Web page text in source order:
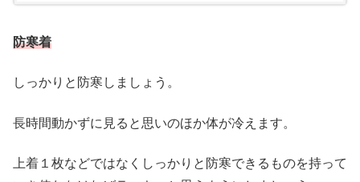
防寒着
しっかりと防寒しましょう。
長時間動かずに見ると思いのほか体が冷えます。
上着１枚などではなくしっかりと防寒できるものを持って